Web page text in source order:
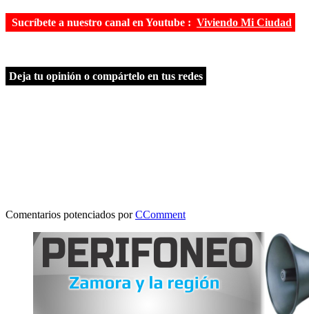
Sucríbete a nuestro canal en Youtube : Viviendo Mi Ciudad
Deja tu opinión o compártelo en tus redes
Comentarios potenciados porCComment